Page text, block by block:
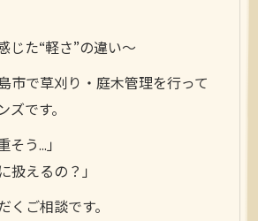
じた“軽さ”の違い〜
市で草刈り・庭木管理を行って
です。
そう…」
扱えるの？」
ご相談です。